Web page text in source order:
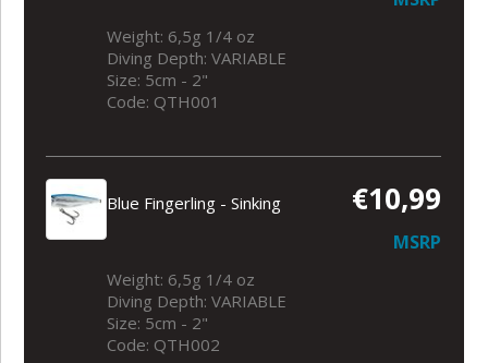
Weight: 6,5g 1/4 oz
Diving Depth: VARIABLE
Size: 5cm - 2"
Code: QTH001
Blue Fingerling - Sinking €10,99
MSRP
Weight: 6,5g 1/4 oz
Diving Depth: VARIABLE
Size: 5cm - 2"
Code: QTH002